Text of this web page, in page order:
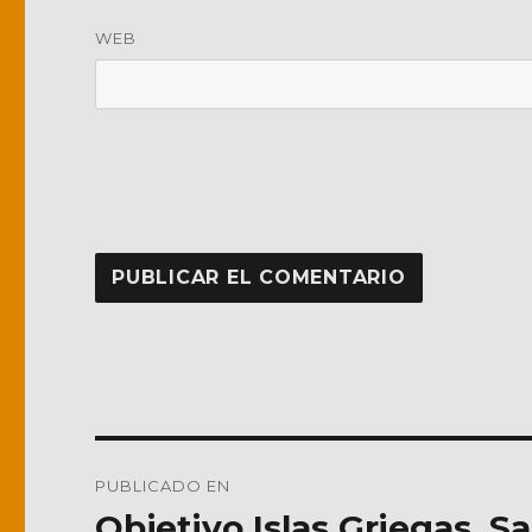
WEB
de
PUBLICADO EN